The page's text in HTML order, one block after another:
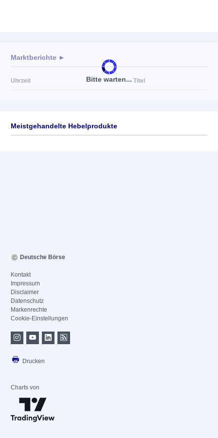
Bitte warten...
Marktberichte ►
Uhrzeit Titel
Meistgehandelte Hebelprodukte
Deutsche Börse
Kontakt
Impressum
Disclaimer
Datenschutz
Markenrechte
Cookie-Einstellungen
Drucken
Charts von